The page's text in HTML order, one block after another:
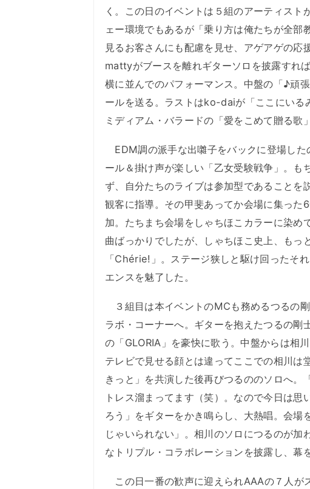
く。この日のイベントは５組のアーティス
ェー環境でもあるが「乗り方は俺たちが全部
見るお客さんにも配慮を見せ、アゲアゲの
mattyがブースを離れギターソロを披露す
横に並んでのパフォーマンス。中盤の「♪頑
ールを送る。ラストはko-daiが「ここにいる
ミディアム・バラードの「愛をこめて贈る歌
EDM調の派手な出囃子をバックに登場した
ール＆掛け声が楽しい「乙女受験戦争」。も
ず、自分たちのライブは参加型であることを
観客に指導。その甲斐あってか会場に集っ
加。たちまち会場をしゃちほこカラーに染め
曲ばっかりでしたが、しゃちほこ史上、もっ
「Chérie!」。ステージ狭しと駆け回ったそ
エンスを魅了した。
３組目は本イベントのMCも務めるつるの
ラボ・コーナーへ。ギターを抱えたつるの
の「GLORIA」を豪快に歌う。中盤からは相
テレビで見せる顔とは違ってここでの相川は
きっと」を共演した後再びつるののソロへ。
トレス溜まってます（笑）。なので今日は
ろう」をギターをかき鳴らし、大熱唱。会場
じゃいられない」。相川のソロにつるのが
なトリプル・コラボレーションを披露し、幕
この日一番の歓声に迎えられAAAの７人が